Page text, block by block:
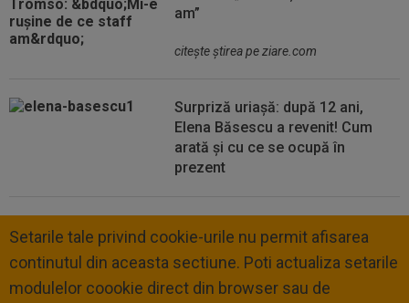
am”
citeşte ştirea pe ziare.com
Surpriză uriașă: după 12 ani,
Elena Băsescu a revenit! Cum
arată și cu ce se ocupă în
prezent
Setarile tale privind cookie-urile nu permit afisarea
continutul din aceasta sectiune. Poti actualiza setarile
modulelor coookie direct din browser sau de